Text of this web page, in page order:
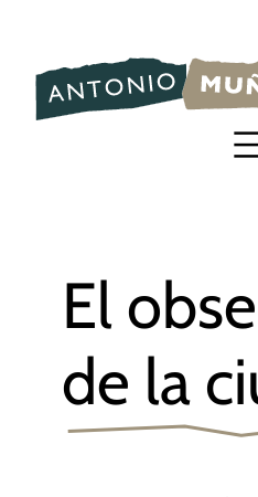
contenido
El
de la